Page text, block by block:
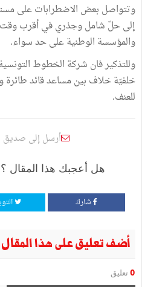
وتتواصل بعض الاضطراباتعلى
إلىحلّ شاملوجذريفيأقربوقت
والمؤسسة الوطنيةعلىحدسواء.
وللتذكيرفان شركة الخطوط
خلفيّةخلاف بينمساعدقائدطائرة
للعنف.
أرسل إلى صديق
هل أعجبك هذا المقال
شارك
أضف تعليق على هذا المقال
0 تعليق